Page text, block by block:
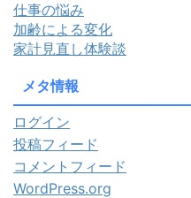
仕事の悩み
加齢による変化
家計見直し体験談
メタ情報
ログイン
投稿フィード
コメントフィード
WordPress.org